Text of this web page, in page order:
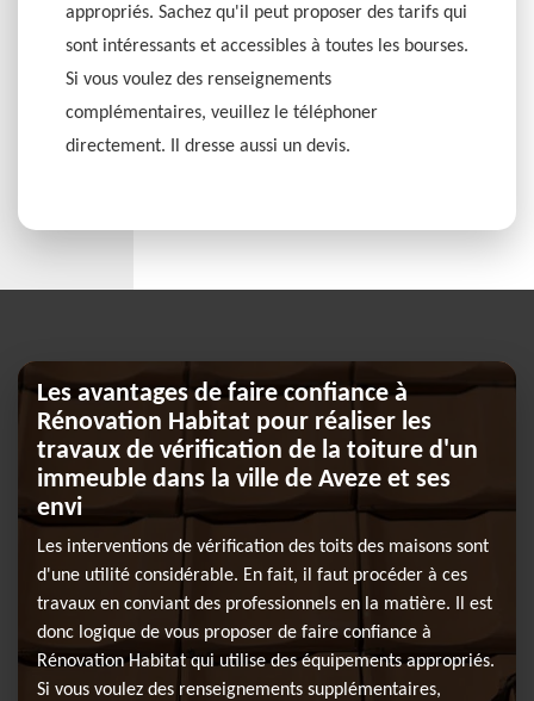
appropriés. Sachez qu'il peut proposer des tarifs qui
sont intéressants et accessibles à toutes les bourses.
Si vous voulez des renseignements
complémentaires, veuillez le téléphoner
directement. Il dresse aussi un devis.
Les avantages de faire confiance à
Rénovation Habitat pour réaliser les
travaux de vérification de la toiture d'un
immeuble dans la ville de Aveze et ses
envi
Les interventions de vérification des toits des maisons sont
d'une utilité considérable. En fait, il faut procéder à ces
travaux en conviant des professionnels en la matière. Il est
donc logique de vous proposer de faire confiance à
Rénovation Habitat qui utilise des équipements appropriés.
Si vous voulez des renseignements supplémentaires,